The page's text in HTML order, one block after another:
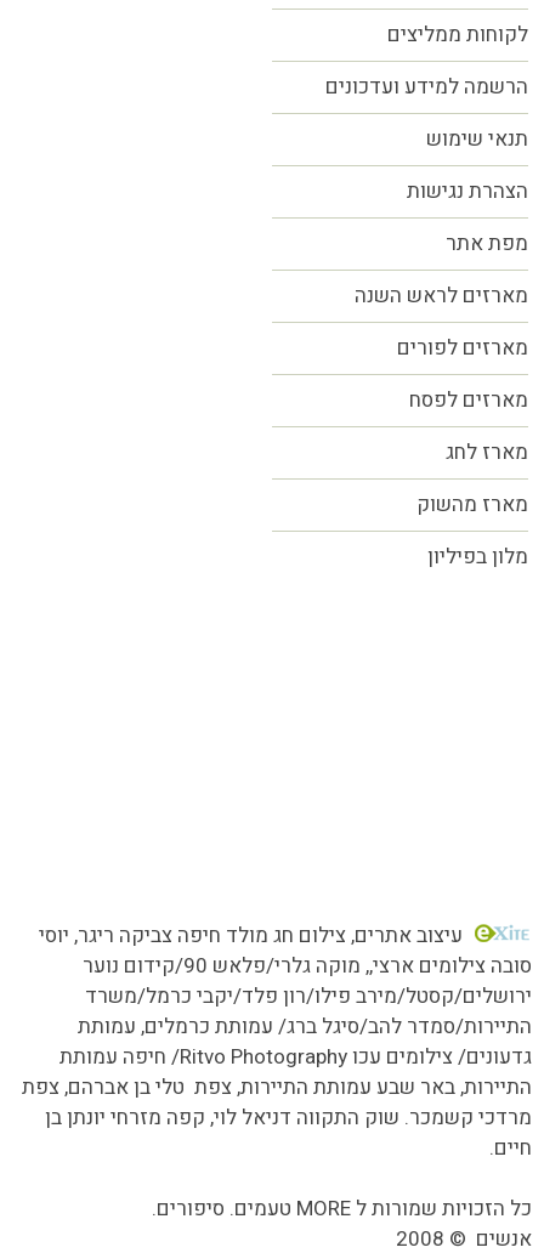
לקוחות ממליצים
הרשמה למידע ועדכונים
תנאי שימוש
הצהרת נגישות
מפת אתר
מארזים לראש השנה
מארזים לפורים
מארזים לפסח
מארז לחג
מארז מהשוק
מלון בפיליון
עיצוב אתרים, צילום חג מולד חיפה צביקה ריגר, יוסי
סובה צילומים ארצי,, מוקה גלרי/
פלאש 90/קידום נוער
ירושלים/קסטל/מירב פילו/רון פלד/יקבי כרמל/משרד
התיירות/סמדר להב/סיגל ברג/ עמותת כרמלים, עמותת
גדעונים/ צילומים עכו Ritvo Photography/ חיפה עמותת
התיירות, באר שבע עמותת התיירות, צפת טלי בן אברהם, צפת
מרדכי קשמכר. שוק התקווה דניאל לוי, קפה מזרחי יונתן בן
חיים.
כל הזכויות שמורות ל MORE טעמים. סיפורים.
אנשים ©
2008